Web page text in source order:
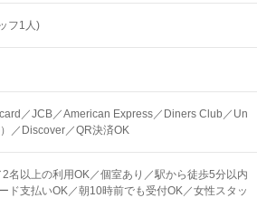
フ1人)
／JCB／American Express／Diners Club／Un
／Discover／QR決済OK
2名以上の利用OK／個室あり／駅から徒歩5分以内
ド支払いOK／朝10時前でも受付OK／女性スタッ